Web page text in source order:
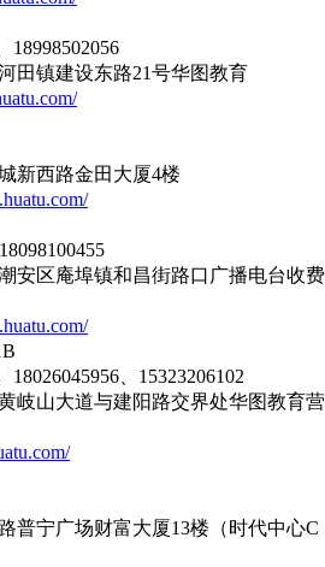
18998502056
田镇建设东路21号华图教育
新西路金田大厦4楼
安区庵埠镇和昌街路口广播电台收费
、15323206102
岐山大道与建阳路交界处华图教育营
普宁广场财富大厦13楼（时代中心C